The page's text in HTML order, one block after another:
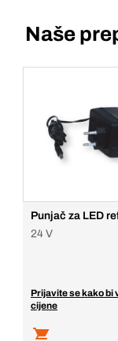
Naše
Punjač za LED
24 V
Prijavite se kako bi
cijene